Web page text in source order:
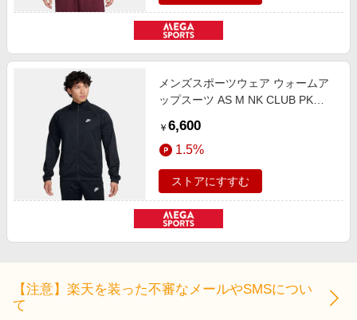
メンズスポーツウェア ウォームア
ップスーツ AS M NK CLUB PK
FB7352-010
￥ 6,600
1.5%
ストアにすすむ
【注意】楽天を装った不審なメールやSMSについ
て